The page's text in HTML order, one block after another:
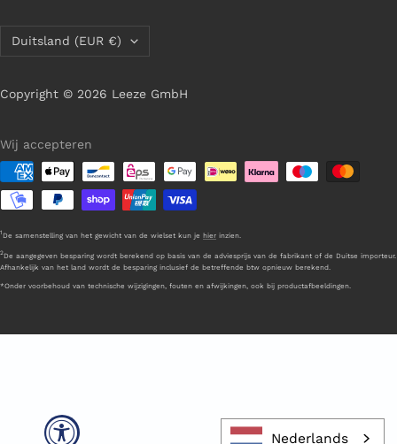
Land/regio Duitsland (EUR €)
Copyright © 2026 Leeze GmbH
Wij accepteren
1 De samenstelling van het gewicht van de wielset kun je hier inzien.
2De aangegeven besparing wordt berekend op basis van de adviesprijs van de fabrikant of de Duitse importeur.
Afhankelijk van het land wordt de besparing inclusief de betreffende btw opnieuw berekend.
*Onder voorbehoud van technische wijzigingen, fouten en afwijkingen, ook bij productafbeeldingen.
Nederlands